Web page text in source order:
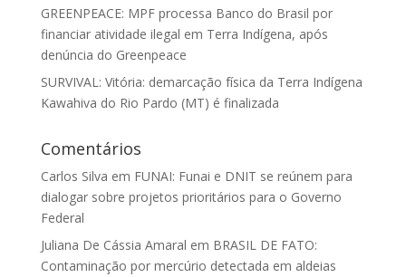
GREENPEACE: MPF processa Banco do Brasil por
financiar atividade ilegal em Terra Indígena, após
denúncia do Greenpeace
SURVIVAL: Vitória: demarcação física da Terra Indígena
Kawahiva do Rio Pardo (MT) é finalizada
Comentários
Carlos Silva em FUNAI: Funai e DNIT se reúnem para
dialogar sobre projetos prioritários para o Governo
Federal
Juliana De Cássia Amaral em BRASIL DE FATO:
Contaminação por mercúrio detectada em aldeias